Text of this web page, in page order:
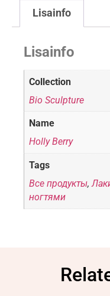
Lisainfo
Lisainfo
Collection
Bio Sculpture
Name
Holly Berry
Tags
Все продукты,
ногтями